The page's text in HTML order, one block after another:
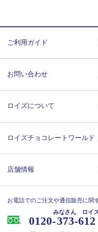
ご利用ガイド
お問い合わせ
ロイズについて
ロイズチョコレートワールド
店舗情報
お電話でのご注文や通信販売に関
0120-373-612
みなさん ロイ